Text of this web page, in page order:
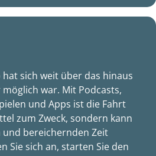
sich weit über das hinaus
war. Mit Podcasts,
und Apps ist die Fahrt
zum Zweck, sondern kann
bereichernden Zeit
Sie sich an, starten Sie den